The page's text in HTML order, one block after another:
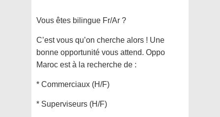
Vous êtes bilingue Fr/Ar ?
C’est vous qu’on cherche alors ! Une
bonne opportunité vous attend. Oppo
Maroc est à la recherche de :
* Commerciaux (H/F)
* Superviseurs (H/F)